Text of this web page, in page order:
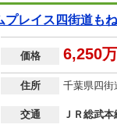
プレイス四街道も
価格 6,250
住所 千葉県四街
交通 ＪＲ総武